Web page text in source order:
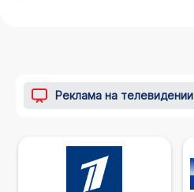
Реклама на телевидении